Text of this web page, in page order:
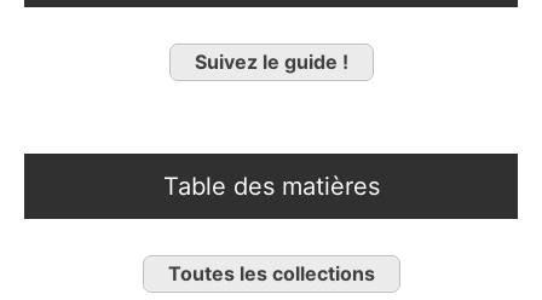
Suivez le guide !
Table des matières
Toutes les collections